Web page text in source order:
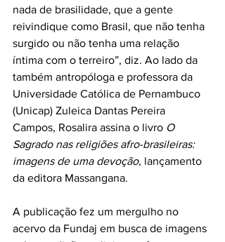
nada de brasilidade, que a gente
reivindique como Brasil, que não tenha
surgido ou não tenha uma relação
íntima com o terreiro”, diz. Ao lado da
também antropóloga e professora da
Universidade Católica de Pernambuco
(Unicap) Zuleica Dantas Pereira
Campos, Rosalira assina o livro O
Sagrado nas religiões afro-brasileiras:
imagens de uma devoção, lançamento
da editora Massangana.
A publicação fez um mergulho no
acervo da Fundaj em busca de imagens